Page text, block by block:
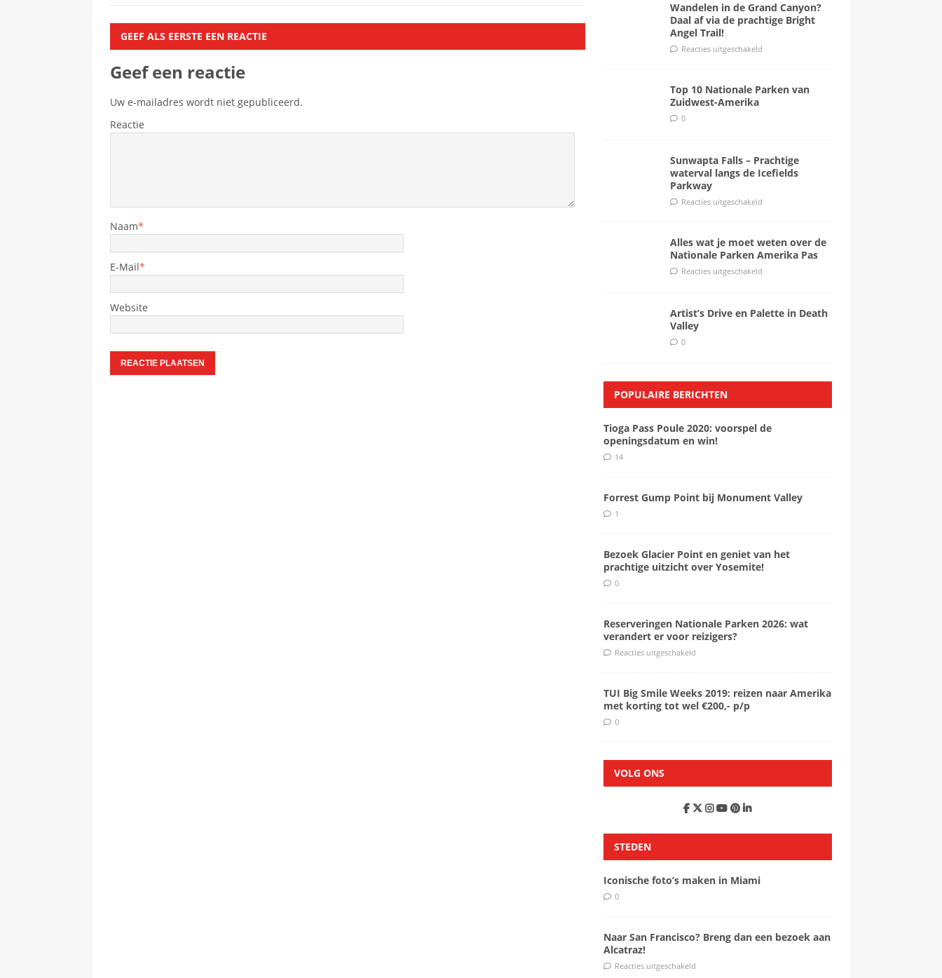
GEEF ALS EERSTE EEN REACTIE
Geef een reactie
Uw e-mailadres wordt niet gepubliceerd.
Reactie
Naam*
E-Mail*
Website
Wandelen in de Grand Canyon?
Daal af via de prachtige Bright
Angel Trail!
Reacties uitgeschakeld
Top 10 Nationale Parken van
Zuidwest-Amerika
0
Sunwapta Falls – Prachtige
waterval langs de Icefields
Parkway
Reacties uitgeschakeld
Alles wat je moet weten over de
Nationale Parken Amerika Pas
Reacties uitgeschakeld
Artist’s Drive en Palette in Death
Valley
0
POPULAIRE BERICHTEN
Tioga Pass Poule 2020: voorspel de
openingsdatum en win!
14
Forrest Gump Point bij Monument Valley
1
Bezoek Glacier Point en geniet van het
prachtige uitzicht over Yosemite!
0
Reserveringen Nationale Parken 2026: wat
verandert er voor reizigers?
Reacties uitgeschakeld
TUI Big Smile Weeks 2019: reizen naar Amerika
met korting tot wel €200,- p/p
0
VOLG ONS
STEDEN
Iconische foto’s maken in Miami
0
Naar San Francisco? Breng dan een bezoek aan
Alcatraz!
Reacties uitgeschakeld